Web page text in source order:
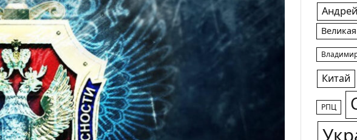
Китай
РПЦ